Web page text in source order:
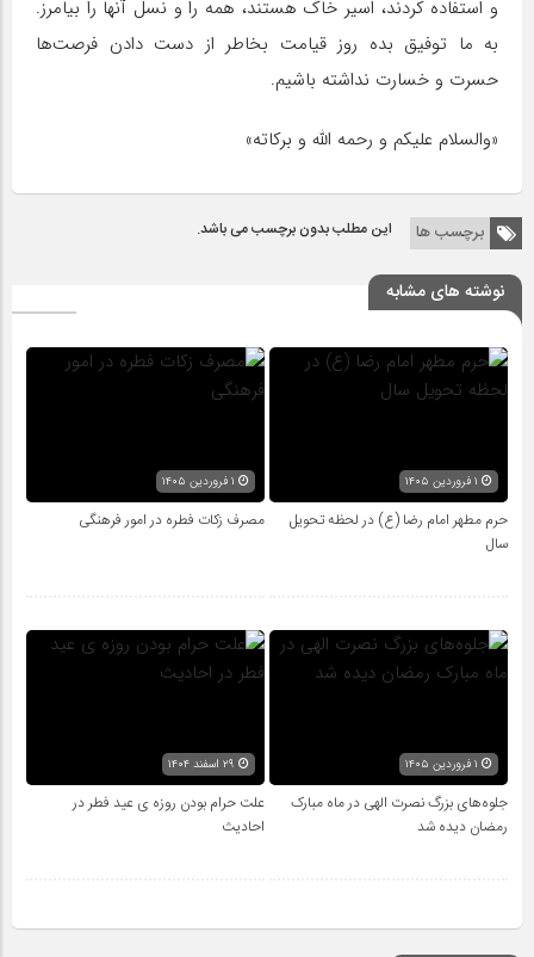
و استفاده کردند، اسیر خاک هستند، همه را و نسل آنها را بیامرز.
به ما توفیق بده روز قیامت بخاطر از دست دادن فرصت‌‌ها
حسرت و خسارت نداشته باشیم.
«والسلام علیکم و رحمه الله و برکاته»
برچسب ها این مطلب بدون برچسب می باشد.
نوشته های مشابه
حرم مطهر امام رضا (ع) در لحظه تحویل
سال
مصرف زکات فطره در امور فرهنگی
جلوه‌های بزرگ نصرت الهی در ماه مبارک
رمضان دیده شد
علت حرام بودن روزه ی عید فطر در
احادیث